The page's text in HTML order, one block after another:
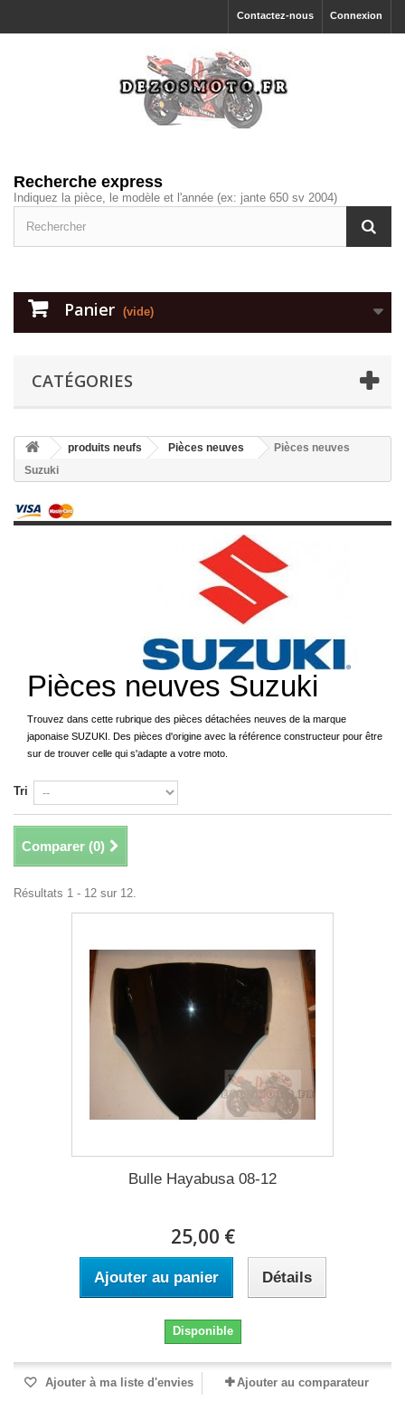
Connexion
Contactez-nous
Recherche express
Indiquez la pièce, le modèle et l'année (ex: jante 650 sv 2004)
Panier (vide)
CATÉGORIES
produits neufs Pièces neuves
Pièces neuves
Suzuki
Pièces neuves Suzuki
Trouvez dans cette rubrique des pièces détachées neuves de la marque
japonaise SUZUKI. Des pièces d'origine avec la référence constructeur pour être
sur de trouver celle qui s'adapte a votre moto.
Tri
Comparer (0)
Résultats 1 - 12 sur 12.
Bulle Hayabusa 08-12
25,00 €
Ajouter au panier Détails
Disponible
Ajouter à ma liste d'envies Ajouter au comparateur